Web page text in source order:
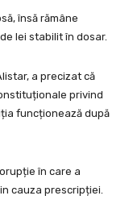
însă rămâne
lei stabilit în dosar.
a precizat că
privind
funcționează după
în care a
cauza prescripției.